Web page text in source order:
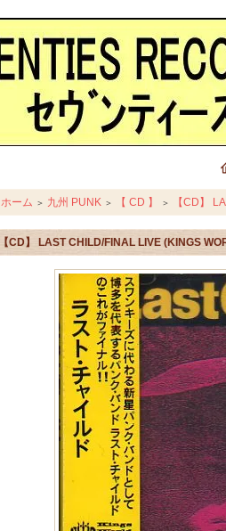
ホーム ＞ 九州 PUNK ＞ 【 CD 】 ＞ 【CD】
【CD】 LAST CHILD/FINAL LIVE (KINGS